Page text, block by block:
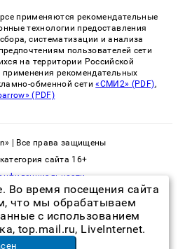
применяются рекомендательные
технологии предоставления
систематизации и анализа
пользователей сети
на территории Российской
рекомендательных
обменной сети«СМИ2» (PDF),
(PDF)
| Все права защищены
сайта 16+
в Екатеринбурге
Во время посещения сайта
что мы обрабатываем
с использованием
top.mail.ru, LiveInternet.